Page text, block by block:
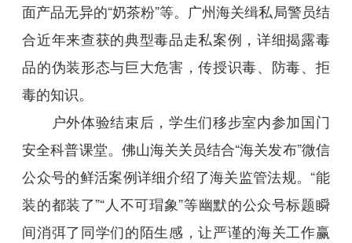
面产品无异的“奶茶粉”等。广州海关缉私局警员结
合近年来查获的典型毒品走私案例，详细揭露毒
品的伪装形态与巨大危害，传授识毒、防毒、拒
毒的知识。
户外体验结束后，学生们移步室内参加国门
安全科普课堂。佛山海关关员结合“海关发布”微信
公众号的鲜活案例详细介绍了海关监管法规。“能
装的都装了”“人不可瑁象”等幽默的公众号标题瞬
间消弭了同学们的陌生感，让严谨的海关工作赢